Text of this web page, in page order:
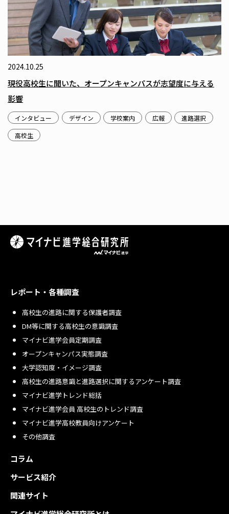
2024.10.25
現役高校生に聞いた、オープンキャンパスが志望度に与える
影響
インタビュー デザイン 学校案内 広報
進路選択
高校生
レポート・各種調査
高校生の進路に関する保護者調査
DM等に関する高校生の意識調査
マイナビ進学会員定期調査
オープンキャンパス実態調査
大学認知度・イメージ調査
高校生の進路意識と進路選択に関するアンケート調査
マイナビ進学トレンド総括
マイナビ進学会員 高校生のトレンド調査
マイナビ進学高校教員向けアンケート
その他調査
コラム
サービス紹介
関連サイト